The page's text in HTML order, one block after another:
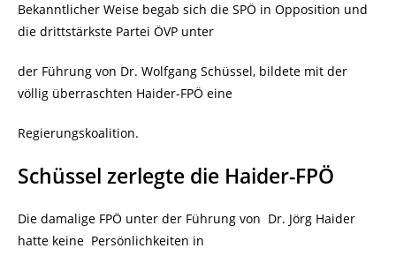
Bekanntlicher Weise begab sich die SPÖ in Opposition und
die drittstärkste Partei ÖVP unter
der Führung von Dr. Wolfgang Schüssel, bildete mit der
völlig überraschten Haider-FPÖ eine
Regierungskoalition.
Schüssel zerlegte die Haider-FPÖ
Die damalige FPÖ unter der Führung von Dr. Jörg Haider
hatte keine Persönlichkeiten in